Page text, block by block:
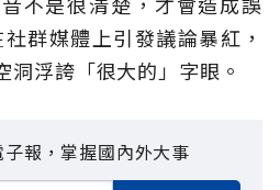
群媒體上引發議論暴紅，
浮誇「很大的」字眼。
報，掌握國內外大事